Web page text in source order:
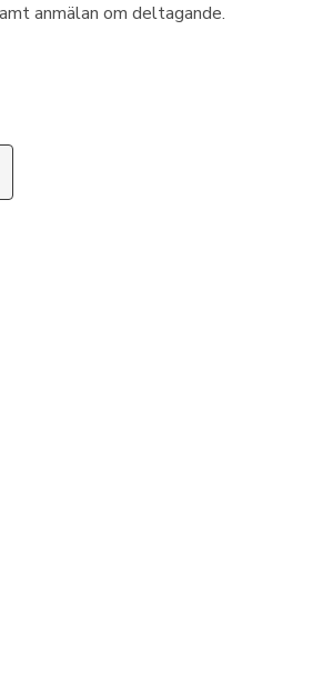
anmälan om deltagande.